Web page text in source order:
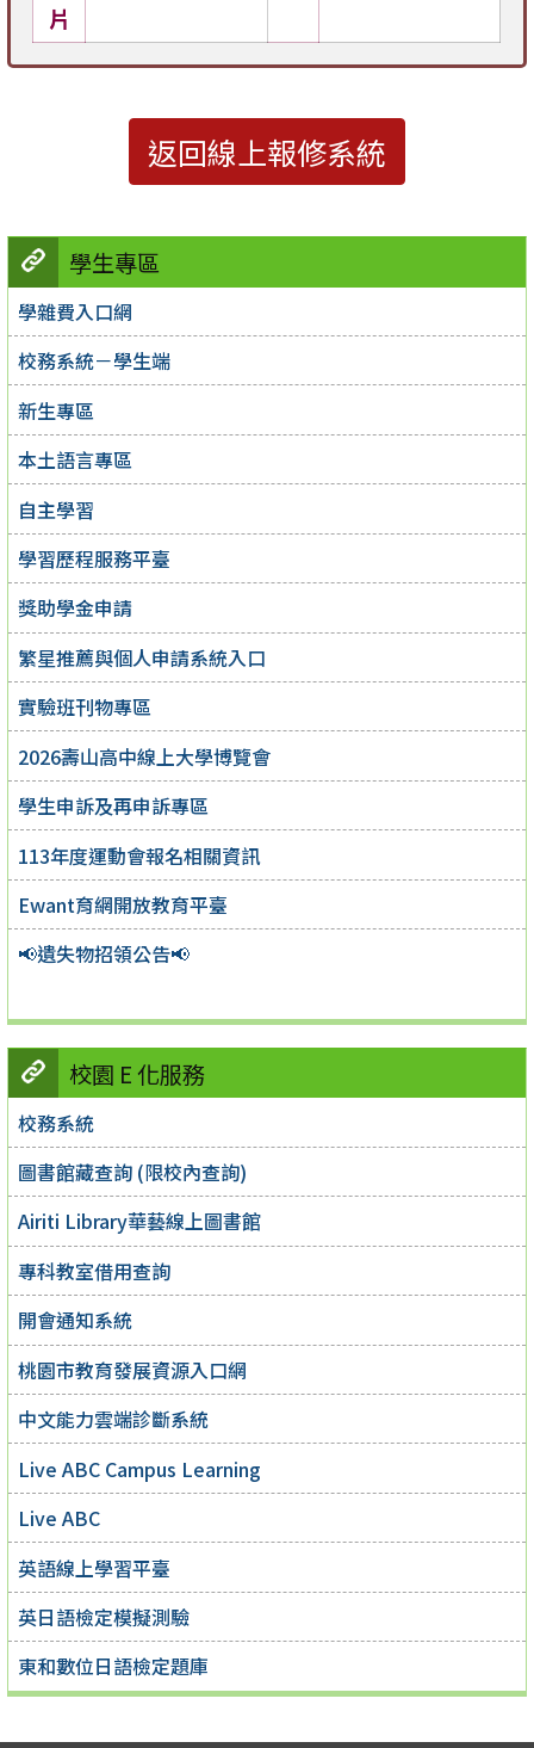
學生專區
學雜費入口網
校務系統－學生端
新生專區
本土語言專區
自主學習
學習歷程服務平臺
獎助學金申請
繁星推薦與個人申請系統入口
實驗班刊物專區
2026壽山高中線上大學博覽會
學生申訴及再申訴專區
113年度運動會報名相關資訊
Ewant育網開放教育平臺
📢遺失物招領公告📢
校園 E 化服務
校務系統
圖書館藏查詢 (限校內查詢)
Airiti Library華藝線上圖書館
專科教室借用查詢
開會通知系統
桃園市教育發展資源入口網
中文能力雲端診斷系統
Live ABC Campus Learning
Live ABC
英語線上學習平臺
英日語檢定模擬測驗
東和數位日語檢定題庫
片
返回線上報修系統